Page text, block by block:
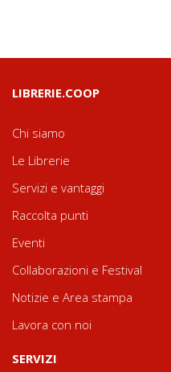
LIBRERIE.COOP
Chi siamo
Le Librerie
Servizi e vantaggi
Raccolta punti
Eventi
Collaborazioni e Festival
Notizie e Area stampa
Lavora con noi
SERVIZI